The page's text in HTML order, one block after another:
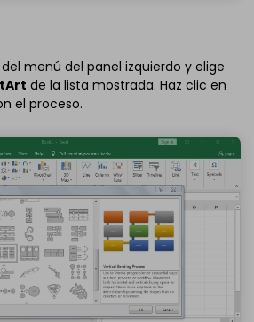
del menú del panel izquierdo y elige
de la lista mostrada. Haz clic en
el proceso.